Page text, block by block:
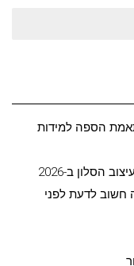
הספה למידות
הסלון ב-2026
חשוב לדעת לפני